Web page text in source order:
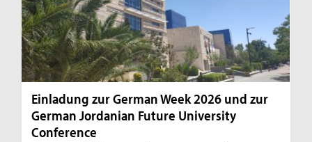
Einladung zur German Week 2026 und zur
German Jordanian Future University
Conference